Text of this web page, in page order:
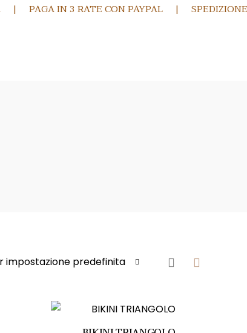
| PAGA IN 3 RATE CON PAYPAL |
impostazione predefinita